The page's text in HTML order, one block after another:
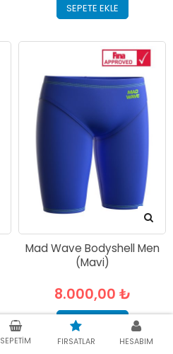
SEPETIM FIRSATLAR HESABIM
SEPETE EKLE
Mad Wave Bodyshell Men
(Mavi)
8.000,00 ₺
SEPETE EKLE